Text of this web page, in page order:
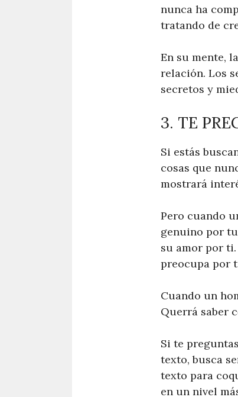
nunca ha
tratando de
En su mente,
relación. Los
secretos y
3. TE
Si estás
cosas que
mostrará
Pero cuando
genuino por
su amor por
preocupa por
Cuando un
Querrá saber
Si te
texto, busca
texto para
en un nivel